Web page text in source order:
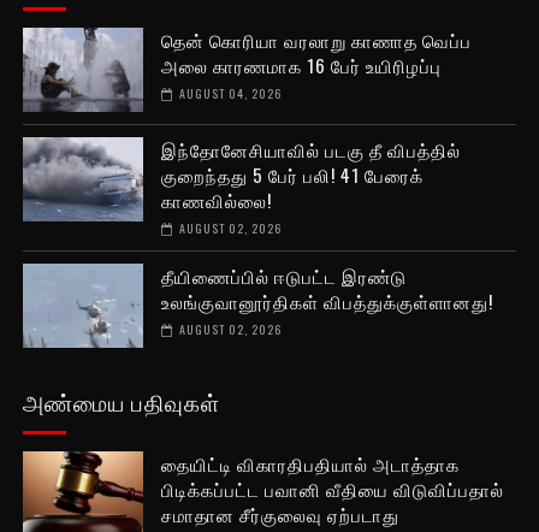
தென் கொரியா வரலாறு காணாத வெப்ப
அலை காரணமாக 16 பேர் உயிரிழப்பு
AUGUST 04, 2026
இந்தோனேசியாவில் படகு தீ விபத்தில்
குறைந்தது 5 பேர் பலி! 41 பேரைக்
காணவில்லை!
AUGUST 02, 2026
தீயிணைப்பில் ஈடுபட்ட இரண்டு
உலங்குவானூர்திகள் விபத்துக்குள்ளானது!
AUGUST 02, 2026
அண்மைய பதிவுகள்
தையிட்டி விகாரதிபதியால் அடாத்தாக
பிடிக்கப்பட்ட பவானி வீதியை விடுவிப்பதால்
சமாதான சீர்குலைவு ஏற்படாது